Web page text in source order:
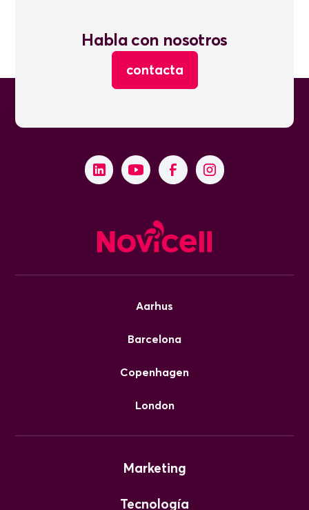
Habla con nosotros
contacta
Aarhus
Barcelona
Copenhagen
London
Marketing
Tecnología